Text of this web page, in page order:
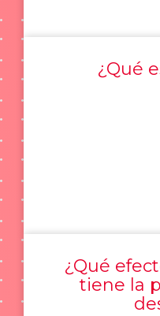
¿Qué
¿Qué
tiene la